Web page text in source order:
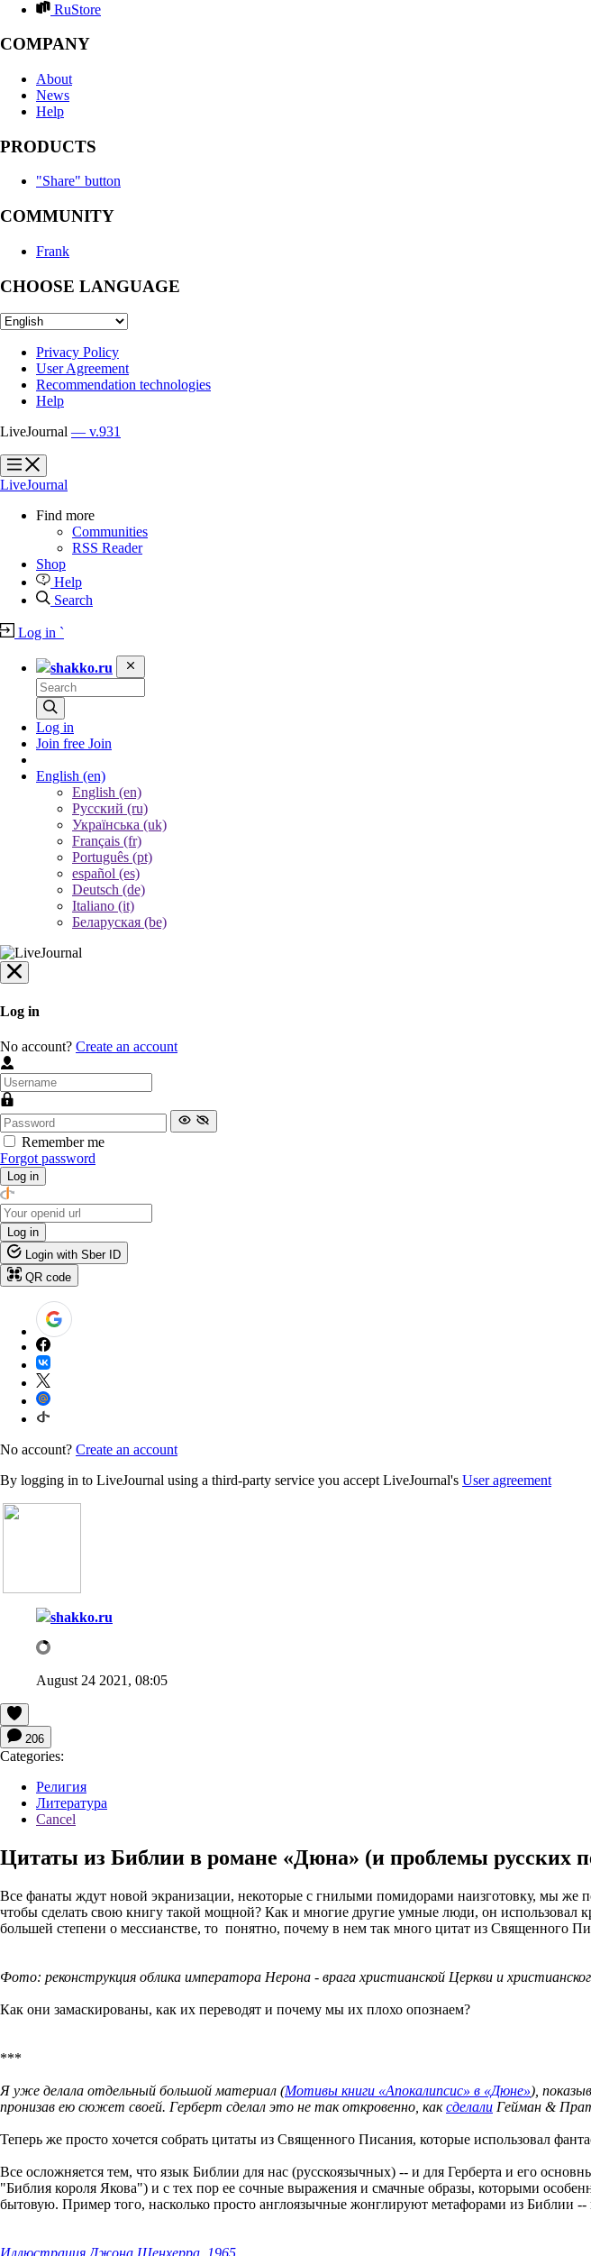
RuStore
COMPANY
About
News
Help
PRODUCTS
"Share" button
COMMUNITY
Frank
CHOOSE LANGUAGE
Privacy Policy
User Agreement
Recommendation technologies
Help
LiveJournal — v.931
?
?
LiveJournal
Find more
Communities
RSS Reader
Shop
Help
Search
Log in `
shakko.ru
Log in
Join free Join
English (en)
English (en)
Русский (ru)
Українська (uk)
Français (fr)
Português (pt)
español (es)
Deutsch (de)
Italiano (it)
Беларуская (be)
Log in
No account? Create an account
Remember me
Forgot password
Log in
Log in
Login with Sber ID
QR code
No account? Create an account
By logging in to LiveJournal using a third-party service you accept LiveJournal's User agreement
shakko.ru
August 24 2021, 08:05
206
Categories:
Религия
Литература
Cancel
Цитаты из Библии в романе «Дюна» (и проблемы русских
Все фанаты ждут новой экранизации, некоторые с гнилыми помидорами наизготовку, мы же
чтобы сделать свою книгу такой мощной? Как и многие другие умные люди, он
большей степени о мессианстве, то понятно, почему в нем так много цитат из Священного
Фото: реконструкция облика императора Нерона - врага христианской Церкви и
Как они замаскированы, как их переводят и почему мы их плохо опознаем?
***
Я уже делала отдельный большой материал (Мотивы книги «Апокалипсис» в «Дюне»),
пронизав ею сюжет своей. Герберт сделал это не так откровенно, каксделали Гейман &
Теперь же просто хочется собрать цитаты из Священного Писания, которые использовал
Все осложняется тем, что язык Библии для нас (русскоязычных) -- и для Герберта и его
"Библия короля Якова") и с тех пор ее сочные выражения и смачные образы, которыми
бытовую. Пример того, насколько просто англоязычные жонглируют метафорами из Библии
Иллюстрация Джона Шенхерра, 1965.